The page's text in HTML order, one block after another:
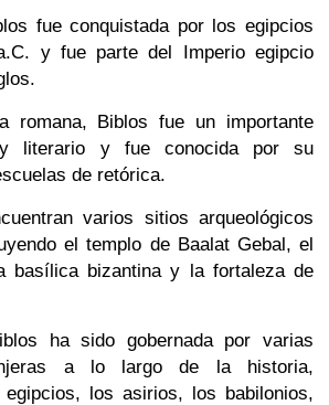
fue conquistada por los egipcios
y fue parte del Imperio egipcio
romana, Biblos fue un importante
literario y fue conocida por su
de retórica.
varios sitios arqueológicos
el templo de Baalat Gebal, el
basílica bizantina y la fortaleza de
ha sido gobernada por varias
a lo largo de la historia,
los asirios, los babilonios,